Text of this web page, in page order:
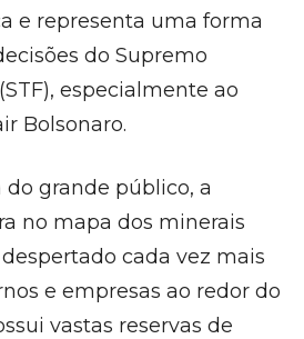
e representa uma forma
do Supremo
especialmente ao
Bolsonaro.
grande público, a
no mapa dos minerais
cada vez mais
e empresas ao redor do
vastas reservas de